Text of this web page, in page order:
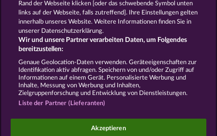
AGB Datenschutz
Unternehmensseite
Widerruf einreichen
Social Casino Spiele dienen der reinen Unterhaltung
Rand der Webseite klicken [oder das schwebende Symbol unten
links auf der Webseite, falls zutreffend]. Ihre Einstellungen gelten
innerhalb unseres Website. Weitere Informationen finden Sie in
unserer Datenschutzerklärung.
Wir und unsere Partner verarbeiten Daten, um Folgendes
bereitzustellen:
Genaue Geolocation-Daten verwenden. Geräteeigenschaften zur
Identifikation aktiv abfragen. Speichern von und/oder Zugriff auf
Informationen auf einem Gerät. Personalisierte Werbung und
Inhalte, Messung von Werbung und Inhalten,
Zielgruppenforschung und Entwicklung von Dienstleistungen.
Liste der Partner (Lieferanten)
Akzeptieren